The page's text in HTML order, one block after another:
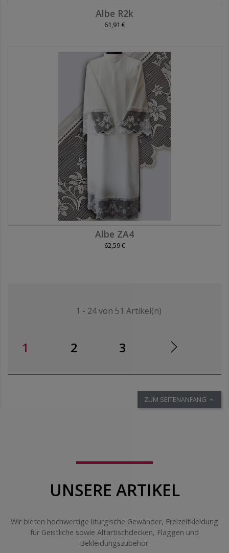
Albe R2k
61,91 €
Albe ZA4
62,59 €
1 - 24 von 51 Artikel(n)
1 2 3
ZUM SEITENANFANG 
UNSERE ARTIKEL
Wir bieten hochwertige liturgische Gewänder, Freizeitkleidung
für Geistliche sowie Altartischdecken, Flaggen und
Bekleidungszubehör.